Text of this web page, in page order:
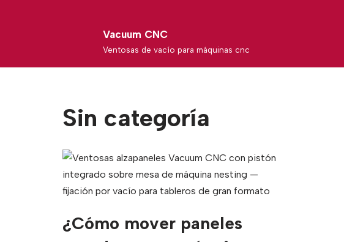
content
Vacuum CNC
Ventosas de vacío para máquinas cnc
Sin categoría
¿Cómo mover paneles